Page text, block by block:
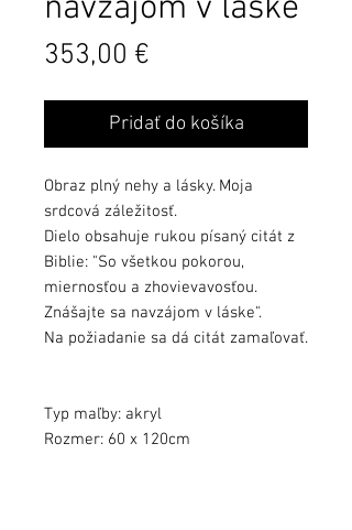
navzájom v láske
353,00 €
Pridať do košíka
Obraz plný nehy a lásky. Moja
srdcová záležitosť.
Dielo obsahuje rukou písaný citát z
Biblie: "So všetkou pokorou,
miernosťou a zhovievavosťou.
Znášajte sa navzájom v láske".
Na požiadanie sa dá citát zamaľovať.
Typ maľby: akryl
Rozmer: 60 x 120cm